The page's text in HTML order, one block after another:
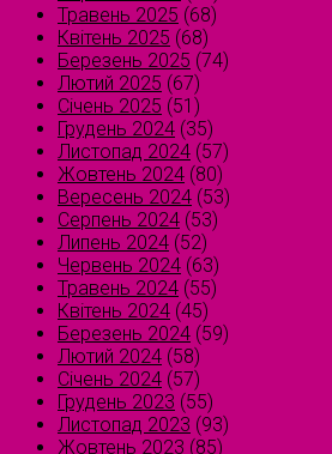
Травень 2025 (68)
Квітень 2025 (68)
Березень 2025 (74)
Лютий 2025 (67)
Січень 2025 (51)
Грудень 2024 (35)
Листопад 2024 (57)
Жовтень 2024 (80)
Вересень 2024 (53)
Серпень 2024 (53)
Липень 2024 (52)
Червень 2024 (63)
Травень 2024 (55)
Квітень 2024 (45)
Березень 2024 (59)
Лютий 2024 (58)
Січень 2024 (57)
Грудень 2023 (55)
Листопад 2023 (93)
Жовтень 2023 (85)